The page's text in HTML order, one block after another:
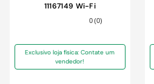
11167149 Wi-Fi
0 (0)
Exclusivo loja física: Contate um
vendedor!